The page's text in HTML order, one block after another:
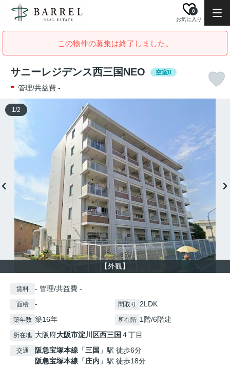
お気に入り
0
この物件の募集は終了しました。
サニーレジデンス西三国NEO 空室0
- 管理/共益費 -
【外観】
1/2
賃料 - 管理/共益費 -
面積 - 間取り 2LDK
築年数 築16年 所在階 1階/6階建
所在地 大阪府大阪市淀川区西三国 ４丁目
交通 阪急宝塚本線 「三国 」駅 徒歩6分
阪急宝塚本線 「庄内 」駅 徒歩18分